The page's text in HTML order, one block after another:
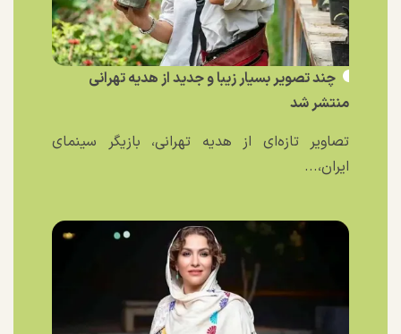
چند تصویر بسیار زیبا و جدید از هدیه تهرانی
منتشر شد
تصاویر تازه‌ای از هدیه تهرانی، بازیگر سینمای
ایران،...